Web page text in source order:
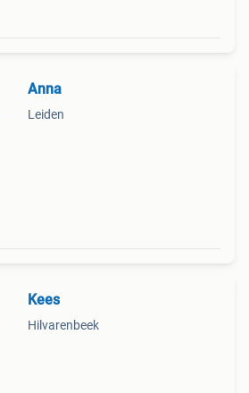
Anna
Leiden
Kees
Hilvarenbeek